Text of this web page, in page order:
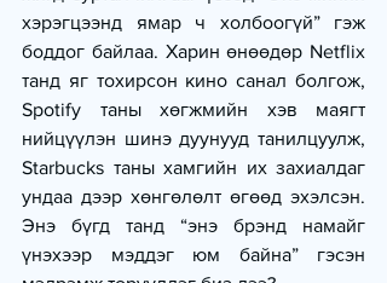
хэрэгцээнд ямар ч холбоогүй” гэж
боддог байлаа. Харин өнөөдөр Netflix
танд яг тохирсон кино санал болгож,
Spotify таны хөгжмийн хэв маягт
нийцүүлэн шинэ дуунууд танилцуулж,
Starbucks таны хамгийн их захиалдаг
ундаа дээр хөнгөлөлт өгөөд эхэлсэн.
Энэ бүгд танд “энэ брэнд намайг
үнэхээр мэддэг юм байна” гэсэн